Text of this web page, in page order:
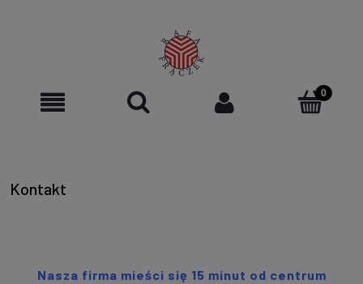
Kontakt
Nasza firma mieści się 15 minut od centrum